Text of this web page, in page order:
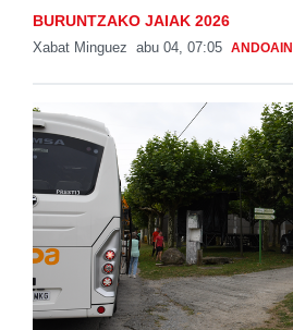
BURUNTZAKO JAIAK 2026
Xabat Minguez abu 04, 07:05 ANDOAIN